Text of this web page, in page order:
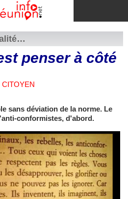
penser à côté
CITOYEN
sans déviation de la norme. Le
conformistes, d'abord.